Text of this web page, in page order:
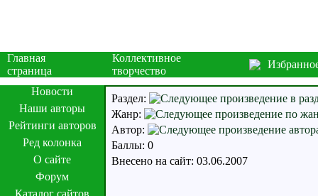
Главная
страница
Коллективное
творчество
Новости
Наши авторы
Рейтинги авторов
Ред колонка
О сайте
Форум
Каталог сайтов
Раздел:
Жанр:
Автор:
Баллы: 0
Внесено на сайт: 03.06.2007